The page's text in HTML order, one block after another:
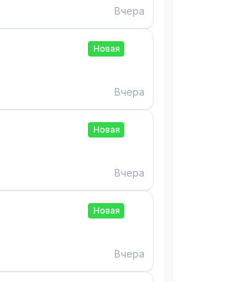
Вчера
Новая
Вчера
Новая
Вчера
Новая
Вчера